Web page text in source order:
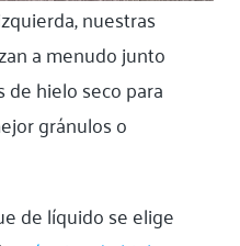
nuestras
a menudo junto
hielo seco para
gránulos o
de líquido se elige